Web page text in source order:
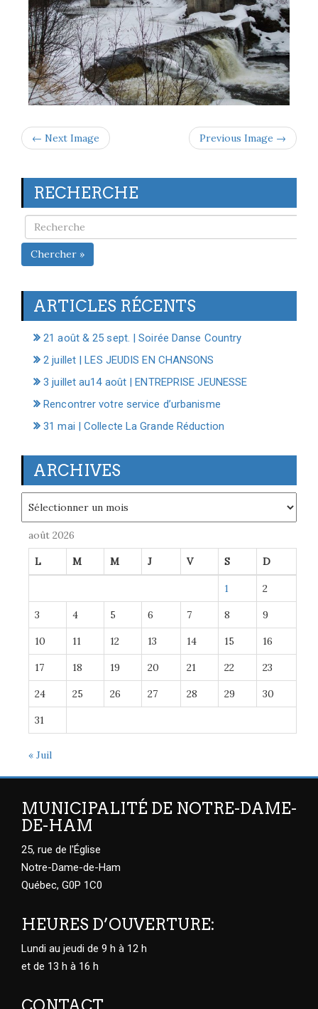
← Next Image Previous Image →
RECHERCHE
Chercher »
ARTICLES RÉCENTS
21 août & 25 sept. | Soirée Danse Country
2 juillet | LES JEUDIS EN CHANSONS
3 juillet au14 août | ENTREPRISE JEUNESSE
Rencontrer votre service d’urbanisme
31 mai | Collecte La Grande Réduction
ARCHIVES
août 2026
L M M J V S D
1 2
3 4 5 6 7 8 9
10 11 12 13 14 15 16
17 18 19 20 21 22 23
24 25 26 27 28 29 30
31
« Juil
MUNICIPALITÉ DE NOTRE-DAME-
DE-HAM
25, rue de l'Église
Notre-Dame-de-Ham
Québec, G0P 1C0
HEURES D’OUVERTURE:
Lundi au jeudi de 9 h à 12 h
et de 13 h à 16 h